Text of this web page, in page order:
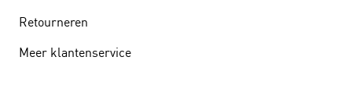
Retourneren
Meer klantenservice